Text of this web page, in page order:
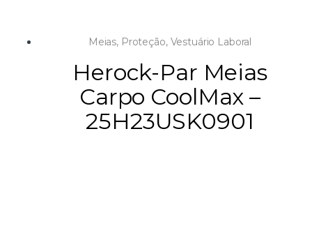
Meias, Proteção, Vestuário Laboral
Herock-Par Meias
Carpo CoolMax –
25H23USK0901